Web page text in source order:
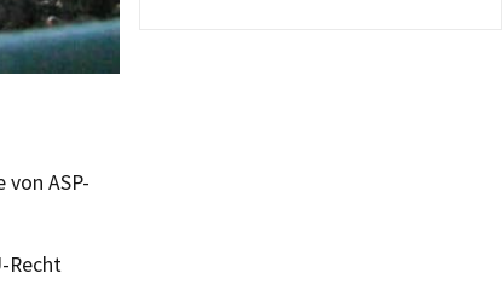
ASP-
Recht